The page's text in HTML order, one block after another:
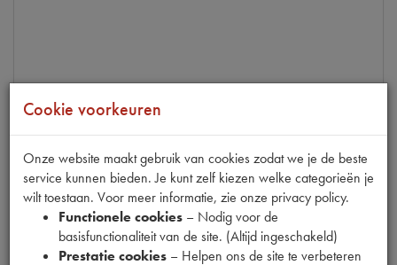
BOUTEN M7X40
op voorraad
Productnummer 1540035
42
€ 35excl. btw)
Cookie voorkeuren
Onze website maakt gebruik van cookies zodat we je de beste
service kunnen bieden. Je kunt zelf kiezen welke categorieën je
wilt toestaan. Voor meer informatie, zie onze privacy policy.
Functionele cookies – Nodig voor de
basisfunctionaliteit van de site. (Altijd ingeschakeld)
Prestatie cookies – Helpen ons de site te verbeteren